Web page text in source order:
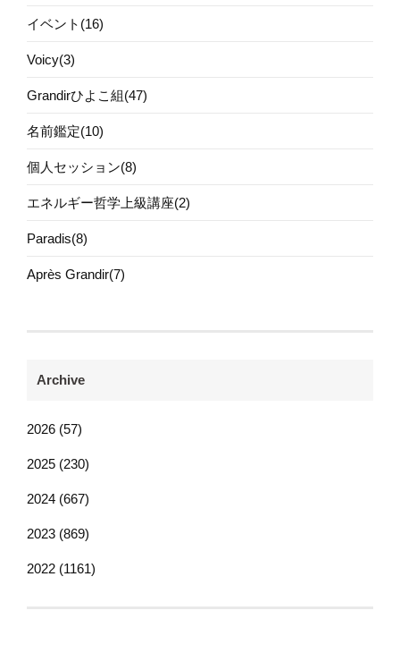
イベント(16)
Voicy(3)
Grandirひよこ組(47)
名前鑑定(10)
個人セッション(8)
エネルギー哲学上級講座(2)
Paradis(8)
Après Grandir(7)
Archive
2026 (57)
2025 (230)
2024 (667)
2023 (869)
2022 (1161)